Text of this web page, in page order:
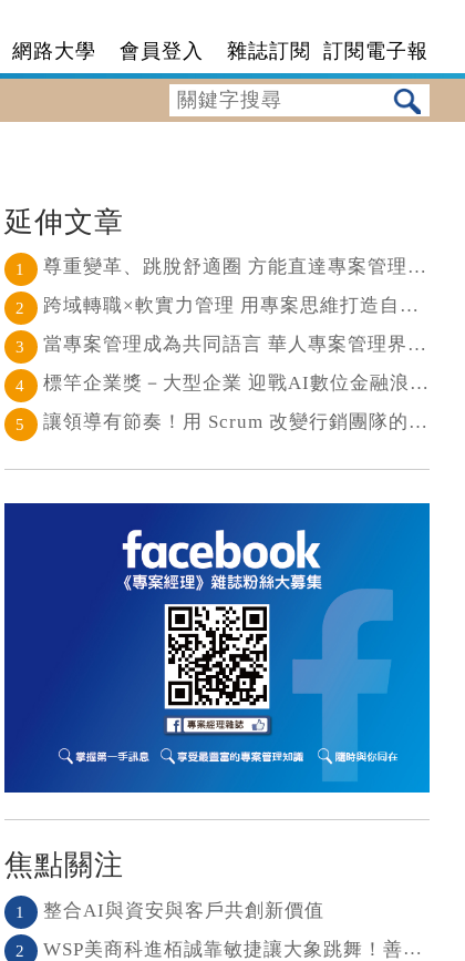
網路大學 會員登入 雜誌訂閱 訂閱電子報
延伸文章
1 尊重變革、跳脫舒適圈 方能直達專案管理核心
2 跨域轉職×軟實力管理 用專案思維打造自己的斜槓人生
3 當專案管理成為共同語言 華人專案管理界最高榮耀引領的變革時代
4 標竿企業獎－大型企業 迎戰AI數位金融浪潮 超越傳統的組織再定義
5 讓領導有節奏！用 Scrum 改變行銷團隊的協作節奏
焦點關注
1 整合AI與資安與客戶共創新價值
2 WSP美商科進栢誠靠敏捷讓大象跳舞！善用敏捷＋科技力， 大型工程也能快速迭代